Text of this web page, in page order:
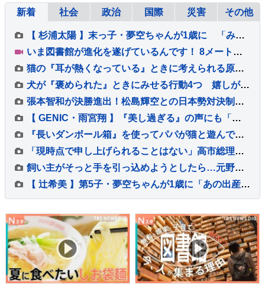
新着 社会 政治 国際 災害 その他
【 杉浦太陽 】末っ子・夢空ちゃんが1歳に 「みんなに囲まれて、一升餅を背負って」家族総出でお祝い
いま図書館が進化を遂げているんです！ 8メートルの巨大本棚に、3Dプリンター、音楽スタジオまで！ 図書館の専門家が厳選した進化系図書館ベスト7をご紹介！
猫の『耳が熱くなっている』ときに考えられる原因5つ 放置しても大丈夫？異常を見分けるポイントも解説
犬が『褒められた』ときにみせる行動4つ 嬉しがっているサインや絆を深める接し方のコツまで
張本智和が決勝進出！松島輝空との日本勢対決制し兄妹Vへ王手「自分のプレーをして勝つ」【WTTチャンピオンズ横浜】
【 GENIC・雨宮翔 】『美し過ぎる』の声にも「もっとできる」 25歳を迎え 演じたいのは「サイコパス」
『長いダンボール箱』を使ってパパが猫と遊んでみた結果…微笑ましすぎる光景が113万再生「戻るの早いｗ」「旦那様が一番楽しそうｗ」
「現時点で申し上げられることはない」高市総理 内閣改造・自民党役員人事の時期などについて明言避ける “熊本地震対応に総力を挙げ取り組む”
飼い主がそっと手を引っ込めようとしたら…元野良猫がとった『尊すぎる行動』が20万表示「最強に可愛いやり取りｗ」「圧がすごいｗ」
【 辻希美 】第5子・夢空ちゃんが1歳に「あの出産から1年……本当に早すぎます」 手や口元がクリームだらけでケーキ頬張る姿も